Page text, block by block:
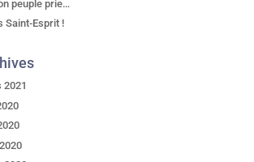
peuple prie…
Saint-Esprit !
2021